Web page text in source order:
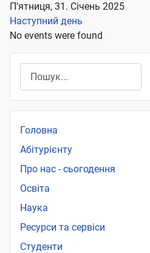
П’ятниця, 31. Січень 2025
Наступний день
No events were found
Головна
Абітурієнту
Про нас - сьогодення
Освіта
Наука
Ресурси та сервіси
Студенти